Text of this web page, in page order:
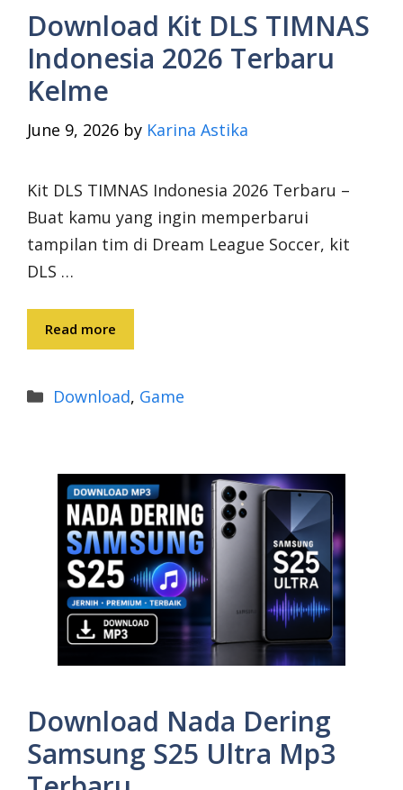
Download Kit DLS TIMNAS
Indonesia 2026 Terbaru
Kelme
June 9, 2026 by Karina Astika
Kit DLS TIMNAS Indonesia 2026 Terbaru –
Buat kamu yang ingin memperbarui
tampilan tim di Dream League Soccer, kit
DLS …
Read more
Categories
Download, Game
Download Nada Dering
Samsung S25 Ultra Mp3